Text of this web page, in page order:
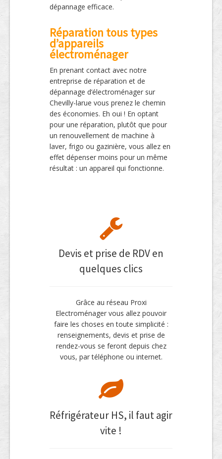
dépannage efficace.
Réparation tous types
d’appareils
électroménager
En prenant contact avec notre
entreprise de réparation et de
dépannage d’électroménager sur
Chevilly-larue vous prenez le chemin
des économies. Eh oui ! En optant
pour une réparation, plutôt que pour
un renouvellement de machine à
laver, frigo ou gazinière, vous allez en
effet dépenser moins pour un même
résultat : un appareil qui fonctionne.
Devis et prise de RDV en
quelques clics
Grâce au réseau Proxi
Electroménager vous allez pouvoir
faire les choses en toute simplicité :
renseignements, devis et prise de
rendez-vous se feront depuis chez
vous, par téléphone ou internet.
Réfrigérateur HS, il faut agir
vite !